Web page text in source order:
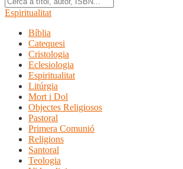
Espiritualitat
Bíblia
Catequesi
Cristologia
Eclesiologia
Espiritualitat
Litúrgia
Mort i Dol
Objectes Religiosos
Pastoral
Primera Comunió
Religions
Santoral
Teologia